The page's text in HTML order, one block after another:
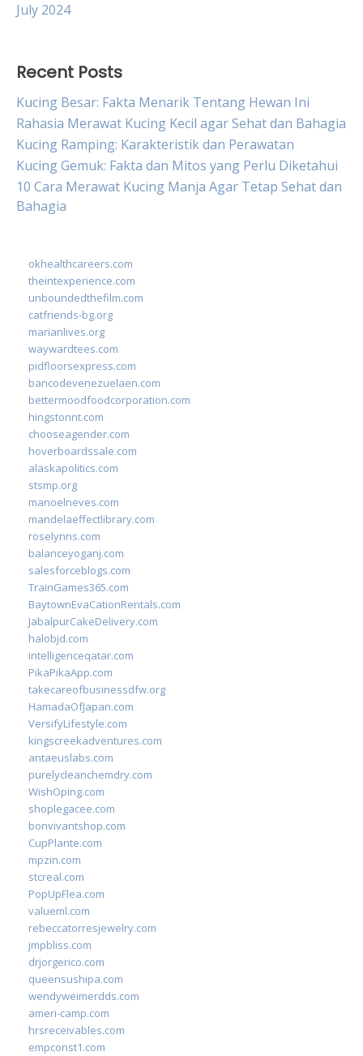
July 2024
Recent Posts
Kucing Besar: Fakta Menarik Tentang Hewan Ini
Rahasia Merawat Kucing Kecil agar Sehat dan Bahagia
Kucing Ramping: Karakteristik dan Perawatan
Kucing Gemuk: Fakta dan Mitos yang Perlu Diketahui
10 Cara Merawat Kucing Manja Agar Tetap Sehat dan
Bahagia
okhealthcareers.com
theintexperience.com
unboundedthefilm.com
catfriends-bg.org
marianlives.org
waywardtees.com
pidfloorsexpress.com
bancodevenezuelaen.com
bettermoodfoodcorporation.com
hingstonnt.com
chooseagender.com
hoverboardssale.com
alaskapolitics.com
stsmp.org
manoelneves.com
mandelaeffectlibrary.com
roselynns.com
balanceyoganj.com
salesforceblogs.com
TrainGames365.com
BaytownEvaCationRentals.com
JabalpurCakeDelivery.com
halobjd.com
intelligenceqatar.com
PikaPikaApp.com
takecareofbusinessdfw.org
HamadaOfJapan.com
VersifyLifestyle.com
kingscreekadventures.com
antaeuslabs.com
purelycleanchemdry.com
WishOping.com
shoplegacee.com
bonvivantshop.com
CupPlante.com
mpzin.com
stcreal.com
PopUpFlea.com
valueml.com
rebeccatorresjewelry.com
jmpbliss.com
drjorgerico.com
queensushipa.com
wendyweimerdds.com
ameri-camp.com
hrsreceivables.com
empconst1.com